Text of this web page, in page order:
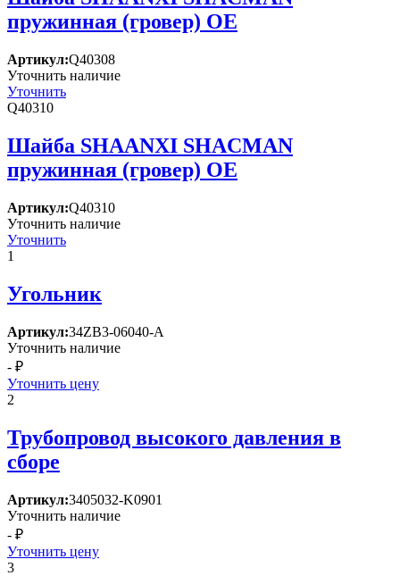
пружинная (гровер) OE
Артикул:Q40308
Уточнить наличие
Уточнить
Q40310
Шайба SHAANXI SHACMAN
пружинная (гровер) OE
Артикул:Q40310
Уточнить наличие
Уточнить
1
Угольник
Артикул:34ZB3-06040-A
Уточнить наличие
- ₽
Уточнить цену
2
Трубопровод высокого давления в
сборе
Артикул:3405032-K0901
Уточнить наличие
- ₽
Уточнить цену
3